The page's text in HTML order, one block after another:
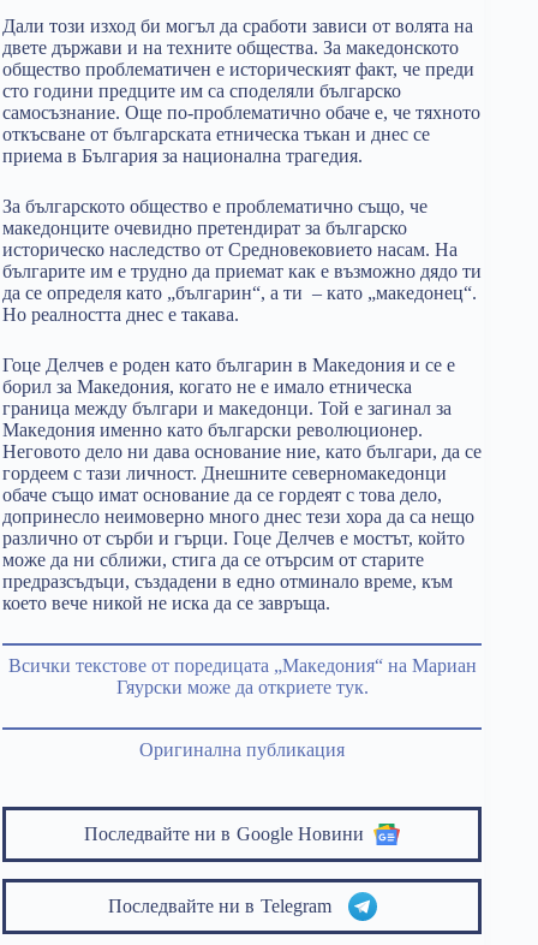
Дали този изход би могъл да сработи зависи от волята на
двете държави и на техните общества. За македонското
общество проблематичен е историческият факт, че преди
сто години предците им са споделяли българско
самосъзнание. Още по-проблематично обаче е, че тяхното
откъсване от българската етническа тъкан и днес се
приема в България за национална трагедия.
За българското общество е проблематично също, че
македонците очевидно претендират за българско
историческо наследство от Средновековието насам. На
българите им е трудно да приемат как е възможно дядо ти
да се определя като „българин“, а ти – като „македонец“.
Но реалността днес е такава.
Гоце Делчев е роден като българин в Македония и се е
борил за Македония, когато не е имало етническа
граница между българи и македонци. Той е загинал за
Македония именно като български революционер.
Неговото дело ни дава основание ние, като българи, да се
гордеем с тази личност. Днешните северномакедонци
обаче също имат основание да се гордеят с това дело,
допринесло неимоверно много днес тези хора да са нещо
различно от сърби и гърци. Гоце Делчев е мостът, който
може да ни сближи, стига да се отърсим от старите
предразсъдъци, създадени в едно отминало време, към
което вече никой не иска да се завръща.
Всички текстове от поредицата „Македония“ на Мариан
Гяурски може да откриете тук.
Оригинална публикация
Последвайте ни в Google Новини
Последвайте ни в Telegram